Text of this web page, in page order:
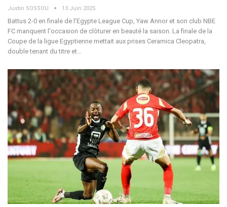
Justin SOSSOU 13 Juin 2025
Battus 2-0 en finale de l'Egypte League Cup, Yaw Annor et son club NBE
FC manquent l'occasion de clôturer en beauté la saison. La finale de la
Coupe de la ligue Egyptienne mettait aux prises Ceramica Cleopatra,
double tenant du titre et